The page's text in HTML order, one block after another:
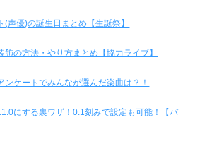
声優)の誕生日まとめ【生誕祭】
の方法・やり方まとめ【協力ライブ】
ンケートでみんなが選んだ楽曲は？！
にする裏ワザ！0.1刻みで設定も可能！【バ